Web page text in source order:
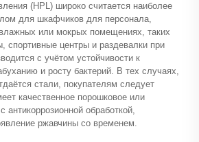
(HPL) широко считается наиболее
для шкафчиков для персонала,
или мокрых помещениях, таких
спортивные центры и раздевалки при
с учётом устойчивости к
и росту бактерий. В тех случаях,
стали, покупателям следует
качественное порошковое или
антикоррозионной обработкой,
ржавчины со временем.